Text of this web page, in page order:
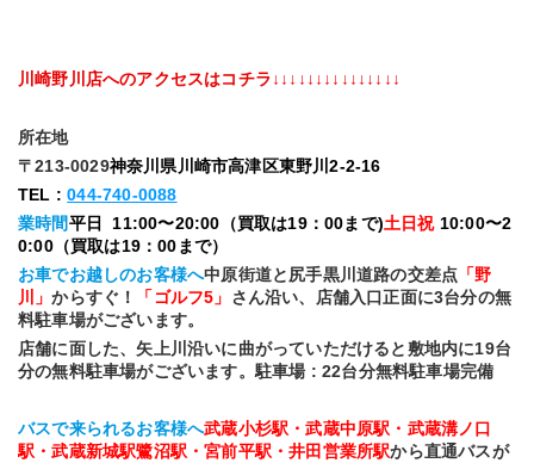
川崎野川店へのアクセスはコチラ↓↓↓↓↓↓↓↓↓↓↓↓↓↓↓
所在地
〒213-0029神奈川県川崎市高津区東野川2-2-16
TEL : 044-740-0088
業時間平日  11:00〜20:00（買取は19：00まで)土日祝 10:00〜2
0:00（買取は19：00まで）
お車でお越しのお客様へ中原街道と尻手黒川道路の交差点 「野
川」からすぐ！ 「ゴルフ5」 さん沿い、店舗入口正面に3台分の無
料駐車場がございます。
店舗に面した、矢上川沿いに曲がっていただけると敷地内に19台
分の無料駐車場がございます。駐車場 : 22台分無料駐車場完備
バスで来られるお客様へ武蔵小杉駅・武蔵中原駅・武蔵溝ノ口
駅・武蔵新城駅鷺沼駅・宮前平駅・井田営業所駅から直通バスが